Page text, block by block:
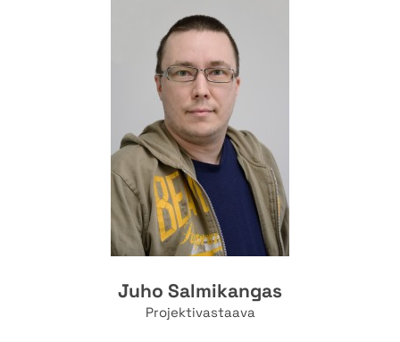
Juho Salmikangas
Projektivastaava